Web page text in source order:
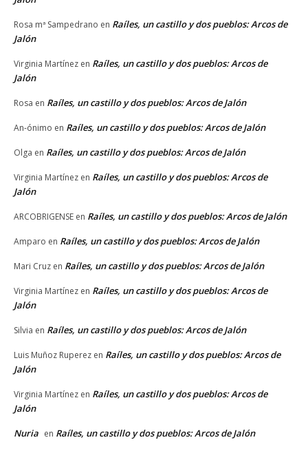
Rosa mª Sampedrano en Raíles, un castillo y dos pueblos: Arcos de
Jalón
Virginia Martínez en Raíles, un castillo y dos pueblos: Arcos de
Jalón
Rosa en Raíles, un castillo y dos pueblos: Arcos de Jalón
An-ónimo en Raíles, un castillo y dos pueblos: Arcos de Jalón
Olga en Raíles, un castillo y dos pueblos: Arcos de Jalón
Virginia Martínez en Raíles, un castillo y dos pueblos: Arcos de
Jalón
ARCOBRIGENSE en Raíles, un castillo y dos pueblos: Arcos de Jalón
Amparo en Raíles, un castillo y dos pueblos: Arcos de Jalón
Mari Cruz en Raíles, un castillo y dos pueblos: Arcos de Jalón
Virginia Martínez en Raíles, un castillo y dos pueblos: Arcos de
Jalón
Silvia en Raíles, un castillo y dos pueblos: Arcos de Jalón
Luis Muñoz Ruperez en Raíles, un castillo y dos pueblos: Arcos de
Jalón
Virginia Martínez en Raíles, un castillo y dos pueblos: Arcos de
Jalón
Nuria en Raíles, un castillo y dos pueblos: Arcos de Jalón